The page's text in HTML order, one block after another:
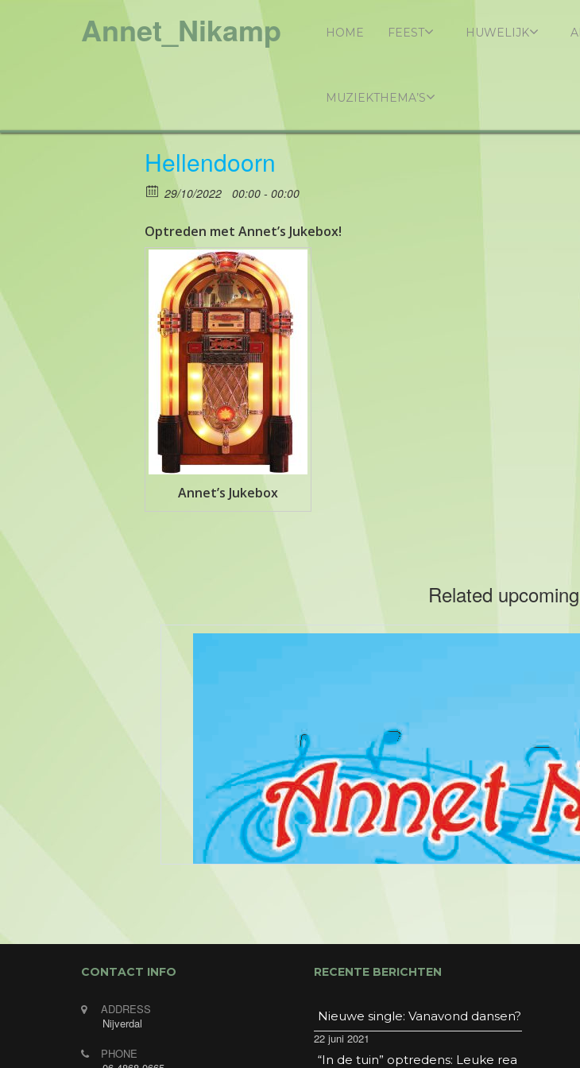
Annet_Nikamp HOME FEEST HUWELIJK
MUZIEKTHEMA’S
Hellendoorn
29/10/2022 00:00 - 00:00
Optreden met Annet’s Jukebox!
Annet’s Jukebox
Related
CONTACT INFO
ADDRESS
Nijverdal
PHONE
RECENTE BERICHTEN
Nieuwe single: Vanavond dansen?
22 juni 2021
“In de tuin” optredens: Leuke rea